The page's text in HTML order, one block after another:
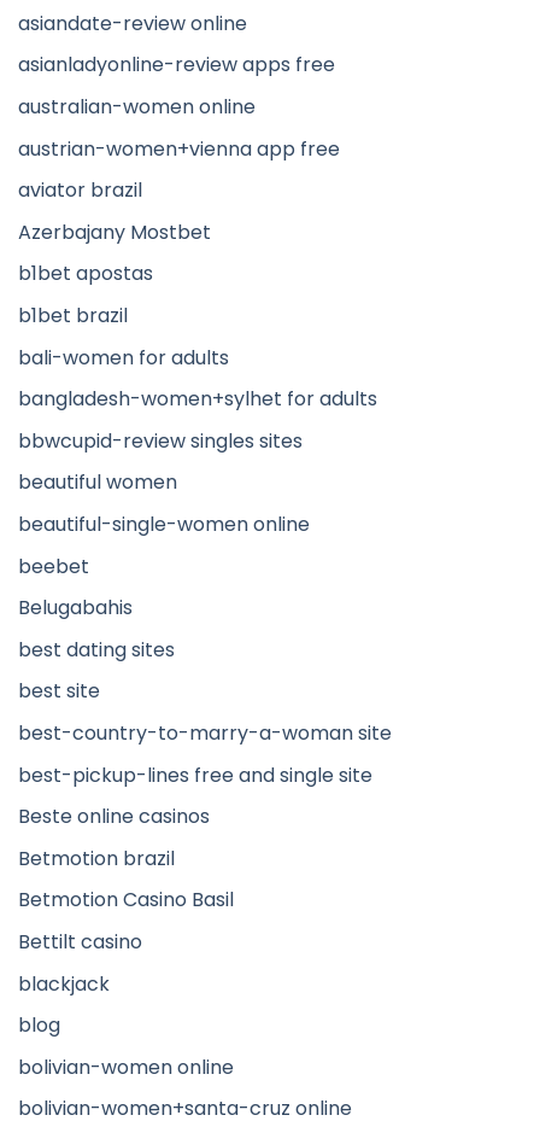
asiandate-review online
asianladyonline-review apps free
australian-women online
austrian-women+vienna app free
aviator brazil
Azerbajany Mostbet
b1bet apostas
b1bet brazil
bali-women for adults
bangladesh-women+sylhet for adults
bbwcupid-review singles sites
beautiful women
beautiful-single-women online
beebet
Belugabahis
best dating sites
best site
best-country-to-marry-a-woman site
best-pickup-lines free and single site
Beste online casinos
Betmotion brazil
Betmotion Casino Basil
Bettilt casino
blackjack
blog
bolivian-women online
bolivian-women+santa-cruz online